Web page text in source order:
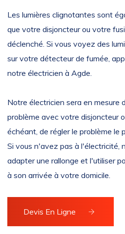
Les lumières clignotantes sont
que votre disjoncteur ou votre
déclenché. Si vous voyez des
sur votre détecteur de fumée,
notre électricien à Agde.
Notre électricien sera en mesure
problème avec votre disjoncteur
échéant, de régler le problème le
Si vous n'avez pas à l'électricité,
adapter une rallonge et l'utiliser
à son arrivée à votre domicile.
Devis En Ligne